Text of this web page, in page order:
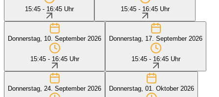
15:45 - 16:45 Uhr 15:45 - 16:45 Uhr
Donnerstag, 10. September 2026
15:45 - 16:45 Uhr
Donnerstag, 17. September 2026
15:45 - 16:45 Uhr
Donnerstag, 24. September 2026 Donnerstag, 01. Oktober 2026